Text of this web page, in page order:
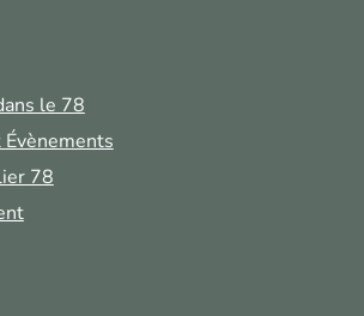
le 78
78